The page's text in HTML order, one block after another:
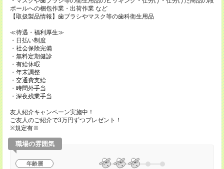
ボールへの梱包作業・出荷作業 など
【取扱製品情報】歯ブラシやマスク等の歯科衛生用品
≪待遇・福利厚生≫
・日払い制度
・社会保険完備
・無料定期健診
・有給休暇
・年末調整
・交通費支給
・時間外手当
・深夜残業手当
友人紹介キャンペーン実施中！
ご友人のご紹介で3万円ずつプレゼント！
※規定有※
職場の雰囲気
年齢層